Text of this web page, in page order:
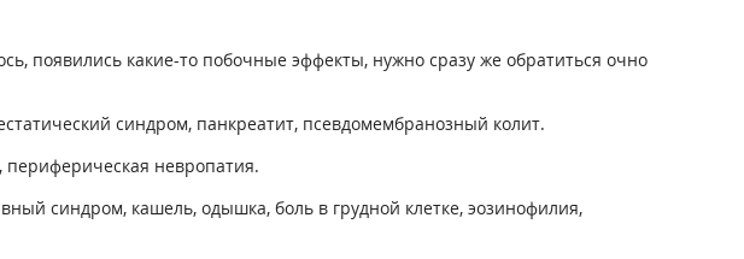
появились какие-то побочные эффекты, нужно сразу же обратиться очно
синдром, панкреатит, псевдомембранозный колит.
периферическая невропатия.
синдром, кашель, одышка, боль в грудной клетке, эозинофилия,